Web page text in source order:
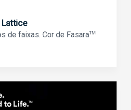
Lattice
de faixas. Cor de FasaraTM